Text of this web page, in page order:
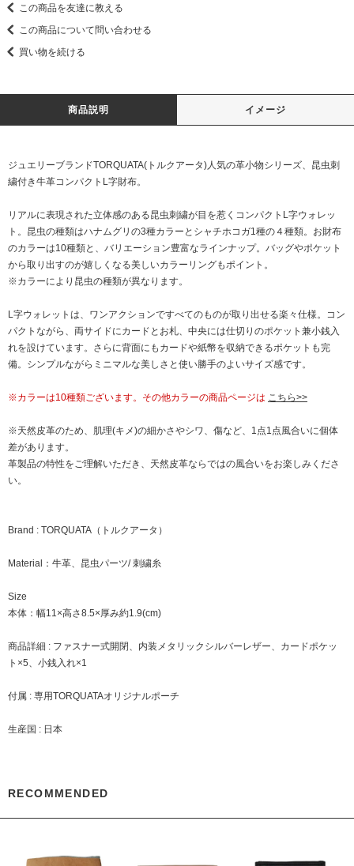
この商品を友達に教える
この商品について問い合わせる
買い物を続ける
商品説明 イメージ
ジュエリーブランドTORQUATA(トルクアータ)人気の革小物シリーズ、昆虫刺
繍付き牛革コンパクトL字財布。
リアルに表現された立体感のある昆虫刺繍が目を惹くコンパクトL字ウォレッ
ト。昆虫の種類はハナムグリの3種カラーとシャチホコガ1種の４種類。お財布
のカラーは10種類と、バリエーション豊富なラインナップ。バッグやポケット
から取り出すのが嬉しくなる美しいカラーリングもポイント。
※カラーにより昆虫の種類が異なります。
L字ウォレットは、ワンアクションですべてのものが取り出せる楽々仕様。コン
パクトながら、両サイドにカードとお札、中央には仕切りのポケット兼小銭入
れを設けています。さらに背面にもカードや紙幣を収納できるポケットも完
備。シンプルながらミニマルな美しさと使い勝手のよいサイズ感です。
※カラーは10種類ございます。その他カラーの商品ページは こちら>>
※天然皮革のため、肌理(キメ)の細かさやシワ、傷など、1点1点風合いに個体
差があります。
革製品の特性をご理解いただき、天然皮革ならではの風合いをお楽しみくださ
い。
Brand : TORQUATA（トルクアータ）
Material：牛革、昆虫パーツ/ 刺繍糸
Size
本体：幅11×高さ8.5×厚み約1.9(cm)
商品詳細 : ファスナー式開閉、内装メタリックシルバーレザー、カードポケッ
ト×5、小銭入れ×1
付属 : 専用TORQUATAオリジナルポーチ
生産国 : 日本
RECOMMENDED